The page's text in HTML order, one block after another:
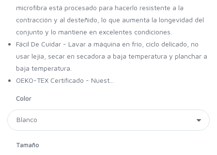
microfibra está procesado para hacerlo resistente a la
contracción y al desteñido, lo que aumenta la longevidad del
conjunto y lo mantiene en excelentes condiciones.
Fácil De Cuidar - Lavar a máquina en frío, ciclo delicado, no
usar lejía, secar en secadora a baja temperatura y planchar a
baja temperatura.
OEKO-TEX Certificado - Nuest...
Color
Tamaño